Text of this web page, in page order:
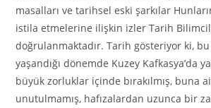
masalları ve tarihsel eski şarkılar
istila etmelerine ilişkin izler Tarih
doğrulanmaktadır. Tarih gösteriyor ki,
yaşandığı dönemde Kuzey Kafkasya’da
büyük zorluklar içinde bırakılmış, buna
unutulmamış, hafızalardan uzunca bir